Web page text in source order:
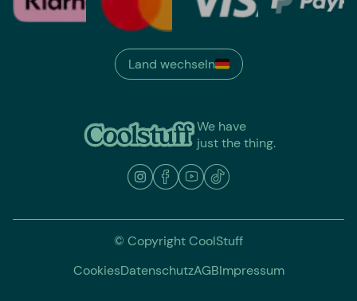
We have
just the thing.
Land wechseln
© Copyright CoolStuff
CookiesDatenschutzAGBImpressum